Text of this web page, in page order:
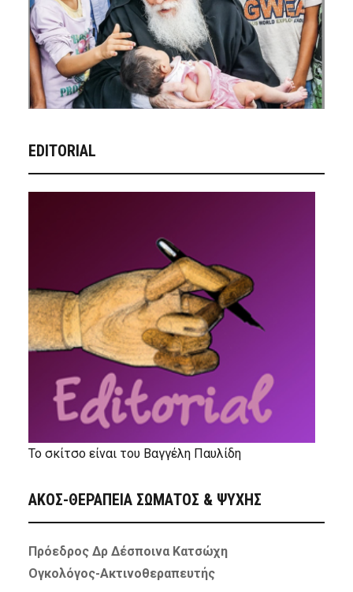
EDITORIAL
Το σκίτσο είναι του Βαγγέλη Παυλίδη
ΑΚΟΣ-ΘΕΡΑΠΕΙΑ ΣΩΜΑΤΟΣ & ΨΥΧΗΣ
Πρόεδρος Δρ Δέσποινα Κατσώχη
Ογκολόγος-Ακτινοθεραπευτής